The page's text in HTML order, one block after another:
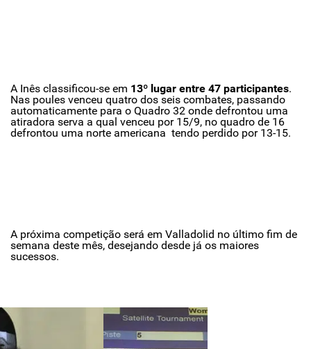
A Inês classificou-se em 13º lugar entre 47 participantes.
Nas poules venceu quatro dos seis combates, passando
automaticamente para o Quadro 32 onde defrontou uma
atiradora serva a qual venceu por 15/9, no quadro de 16
defrontou uma norte americana tendo perdido por 13-15.
A próxima competição será em Valladolid no último fim de
semana deste mês, desejando desde já os maiores
sucessos.